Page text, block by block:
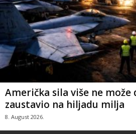
Američka sila više ne može
zaustavio na hiljadu milja
8. August 2026.